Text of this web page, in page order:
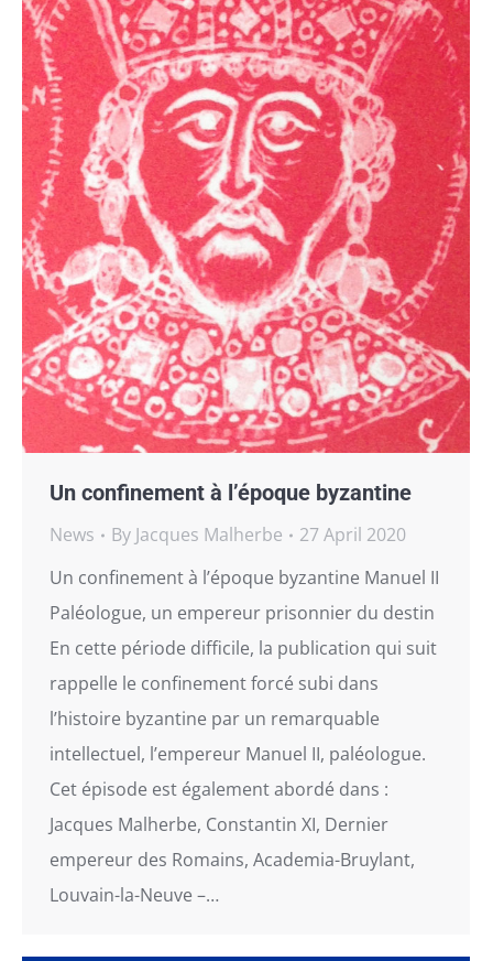
Un confinement à l’époque byzantine
News By Jacques Malherbe
27 April 2020
Un confinement à l’époque byzantine Manuel II
Paléologue, un empereur prisonnier du destin
En cette période difficile, la publication qui suit
rappelle le confinement forcé subi dans
l’histoire byzantine par un remarquable
intellectuel, l’empereur Manuel II, paléologue.
Cet épisode est également abordé dans :
Jacques Malherbe, Constantin XI, Dernier
empereur des Romains, Academia-Bruylant,
Louvain-la-Neuve –…